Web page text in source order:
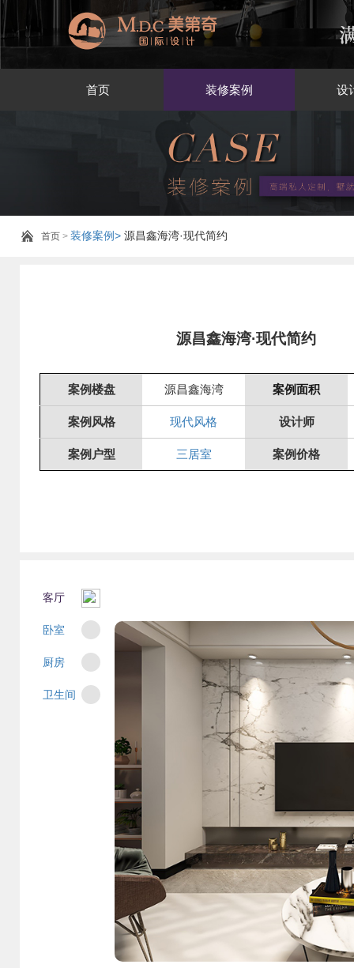
首页 装修案例 设
首页 > 装修案例> 源昌鑫海湾·现代简约
源昌鑫海湾·现代简约
案例楼盘 源昌鑫海湾 案例面积
案例风格 现代风格 设计师
案例户型 三居室 案例价格
客厅
卧室
厨房
卫生间